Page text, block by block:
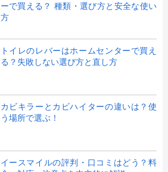
ーで買える？ 種類・選び方と安全な使い
方
トイレのレバーはホームセンターで買え
る？失敗しない選び方と直し方
カビキラーとカビハイターの違いは？使
う場所で選ぶ！
イースマイルの評判・口コミはどう？料